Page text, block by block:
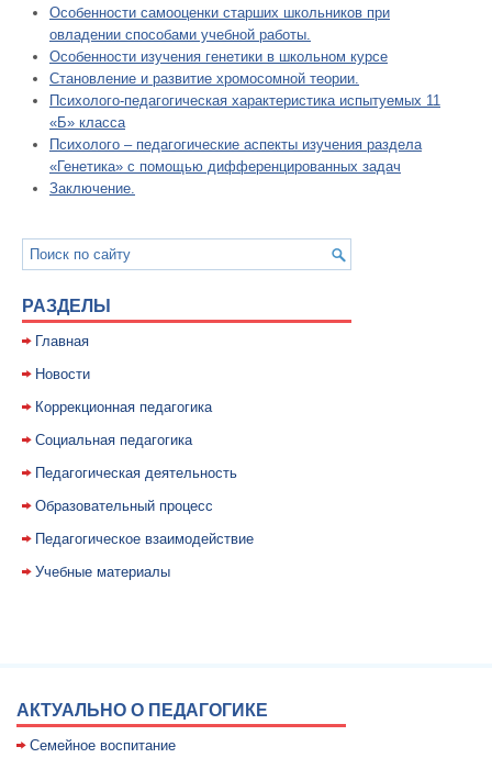
Особенности самооценки старших школьников при
овладении способами учебной работы.
Особенности изучения генетики в школьном курсе
Становление и развитие хромосомной теории.
Психолого-педагогическая характеристика испытуемых 11
«Б» класса
Психолого – педагогические аспекты изучения раздела
«Генетика» с помощью дифференцированных задач
Заключение.
РАЗДЕЛЫ
Главная
Новости
Коррекционная педагогика
Социальная педагогика
Педагогическая деятельность
Образовательный процесс
Педагогическое взаимодействие
Учебные материалы
АКТУАЛЬНО О ПЕДАГОГИКЕ
Семейное воспитание